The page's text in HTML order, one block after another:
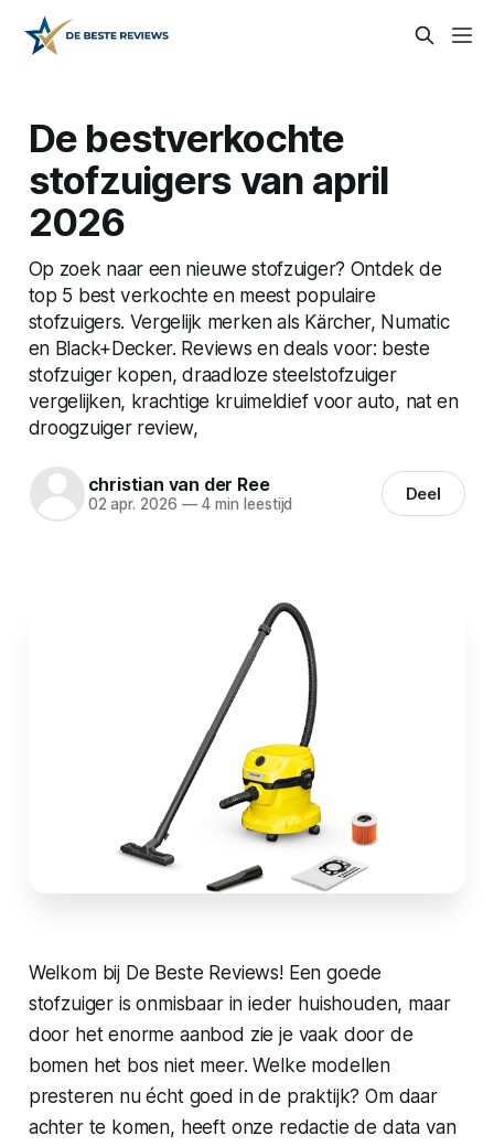
De bestverkochte
stofzuigers van april
2026
Op zoek naar een nieuwe stofzuiger? Ontdek de
top 5 best verkochte en meest populaire
stofzuigers. Vergelijk merken als Kärcher, Numatic
en Black+Decker. Reviews en deals voor: beste
stofzuiger kopen, draadloze steelstofzuiger
vergelijken, krachtige kruimeldief voor auto, nat en
droogzuiger review,
christian van der Ree
02 apr. 2026 —4 min leestijd Deel
Welkom bij De Beste Reviews! Een goede
stofzuiger is onmisbaar in ieder huishouden, maar
door het enorme aanbod zie je vaak door de
bomen het bos niet meer. Welke modellen
presteren nu écht goed in de praktijk? Om daar
achter te komen, heeft onze redactie de data van